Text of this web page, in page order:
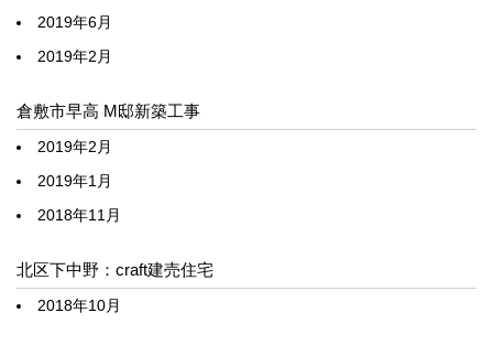
2019年6月
2019年2月
倉敷市早高 M邸新築工事
2019年2月
2019年1月
2018年11月
北区下中野：craft建売住宅
2018年10月